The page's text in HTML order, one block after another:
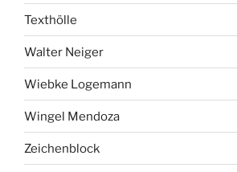
Texthölle
Walter Neiger
Wiebke Logemann
Wingel Mendoza
Zeichenblock